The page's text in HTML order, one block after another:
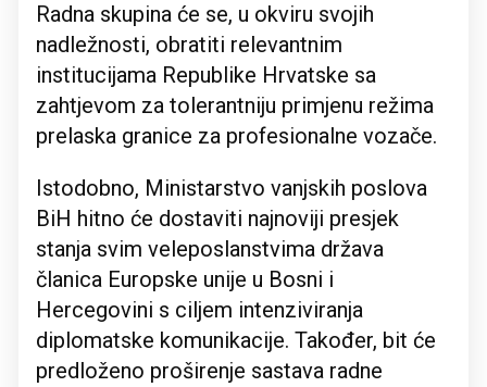
Radna skupina će se, u okviru svojih
nadležnosti, obratiti relevantnim
institucijama Republike Hrvatske sa
zahtjevom za tolerantniju primjenu režima
prelaska granice za profesionalne vozače.
Istodobno, Ministarstvo vanjskih poslova
BiH hitno će dostaviti najnoviji presjek
stanja svim veleposlanstvima država
članica Europske unije u Bosni i
Hercegovini s ciljem intenziviranja
diplomatske komunikacije. Također, bit će
predloženo proširenje sastava radne